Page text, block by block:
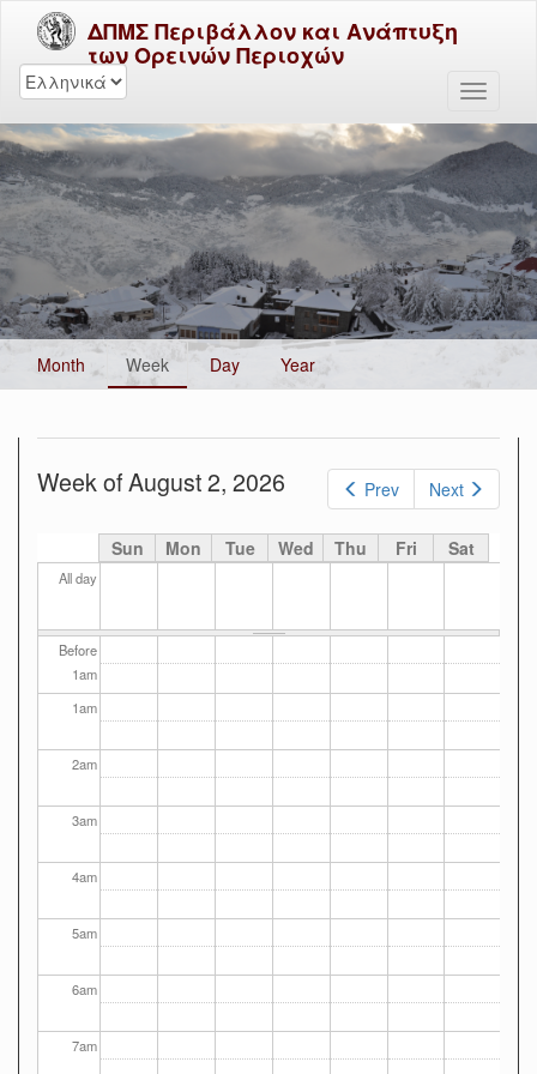
ΔΠΜΣ Περιβάλλον και Ανάπτυξη
των Ορεινών Περιοχών
Primary
tabs
Month Week (active
tab)
Day Year
Prev Next
Week of August 2, 2026
Sun Mon Tue Wed Thu Fri Sat
All day
Before
1am
1am
2am
3am
4am
5am
6am
7am